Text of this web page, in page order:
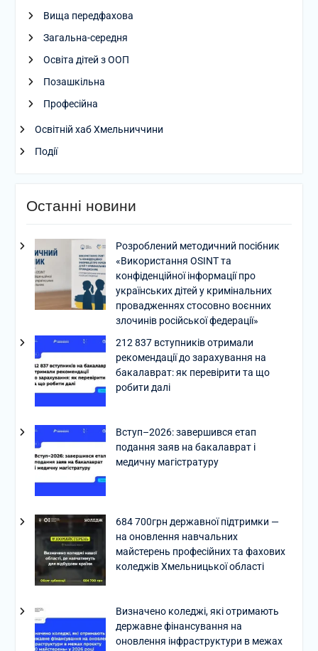
Вища передфахова
Загальна-середня
Освіта дітей з ООП
Позашкільна
Професійна
Освітній хаб Хмельниччини
Події
Останні новини
Розроблений методичний посібник
«Використання OSINT та
конфіденційної інформації про
українських дітей у кримінальних
провадженнях стосовно воєнних
злочинів російської федерації»
212 837 вступників отримали
рекомендації до зарахування на
бакалаврат: як перевірити та що
робити далі
Вступ–2026: завершився етап
подання заяв на бакалаврат і
медичну магістратуру
684 700грн державної підтримки —
на оновлення навчальних
майстерень професійних та фахових
коледжів Хмельницької області
Визначено коледжі, які отримають
державне фінансування на
оновлення інфраструктури в межах